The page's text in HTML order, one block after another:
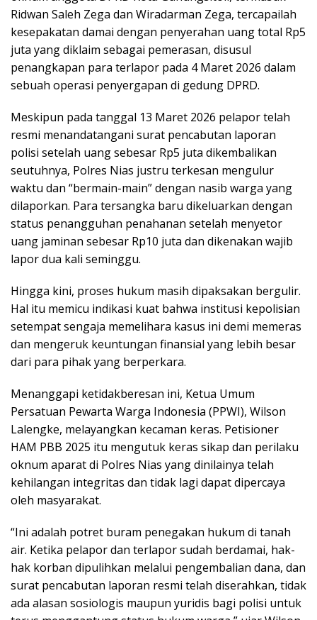
Ridwan Saleh Zega dan Wiradarman Zega, tercapailah
kesepakatan damai dengan penyerahan uang total Rp5
juta yang diklaim sebagai pemerasan, disusul
penangkapan para terlapor pada 4 Maret 2026 dalam
sebuah operasi penyergapan di gedung DPRD.
Meskipun pada tanggal 13 Maret 2026 pelapor telah
resmi menandatangani surat pencabutan laporan
polisi setelah uang sebesar Rp5 juta dikembalikan
seutuhnya, Polres Nias justru terkesan mengulur
waktu dan “bermain-main” dengan nasib warga yang
dilaporkan. Para tersangka baru dikeluarkan dengan
status penangguhan penahanan setelah menyetor
uang jaminan sebesar Rp10 juta dan dikenakan wajib
lapor dua kali seminggu.
Hingga kini, proses hukum masih dipaksakan bergulir.
Hal itu memicu indikasi kuat bahwa institusi kepolisian
setempat sengaja memelihara kasus ini demi memeras
dan mengeruk keuntungan finansial yang lebih besar
dari para pihak yang berperkara.
Menanggapi ketidakberesan ini, Ketua Umum
Persatuan Pewarta Warga Indonesia (PPWI), Wilson
Lalengke, melayangkan kecaman keras. Petisioner
HAM PBB 2025 itu mengutuk keras sikap dan perilaku
oknum aparat di Polres Nias yang dinilainya telah
kehilangan integritas dan tidak lagi dapat dipercaya
oleh masyarakat.
“Ini adalah potret buram penegakan hukum di tanah
air. Ketika pelapor dan terlapor sudah berdamai, hak-
hak korban dipulihkan melalui pengembalian dana, dan
surat pencabutan laporan resmi telah diserahkan, tidak
ada alasan sosiologis maupun yuridis bagi polisi untuk